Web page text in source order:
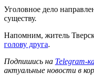
Уголовное дело
существу.
Напомним, житель
голову друга.
Подпишись на Telegram-
актуальные новости в